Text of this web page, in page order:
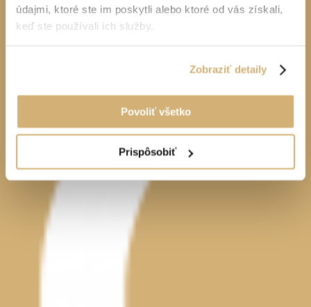
údajmi, ktoré ste im poskytli alebo ktoré od vás získali,
keď ste používali ich služby.
Zobraziť detaily
Povoliť všetko
Prispôsobiť